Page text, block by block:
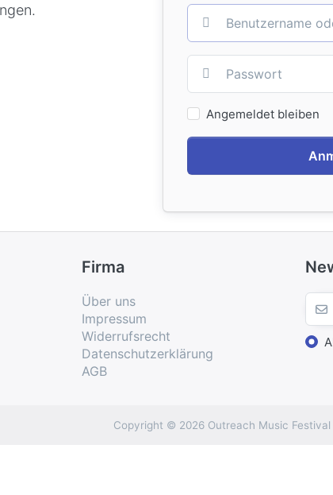
Angemeldet bleiben
Firma
Über uns
Impressum
Widerrufsrecht
Datenschutzerklärung
AGB
Copyright © 2026 Outreach Music